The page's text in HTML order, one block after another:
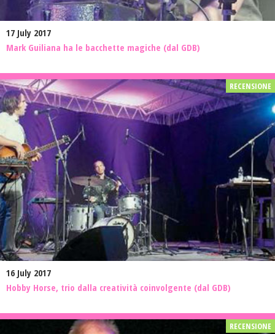
17 July 2017
Mark Guiliana ha le bacchette magiche (dal GDB)
16 July 2017
Hobby Horse, trio dalla creatività coinvolgente (dal GDB)